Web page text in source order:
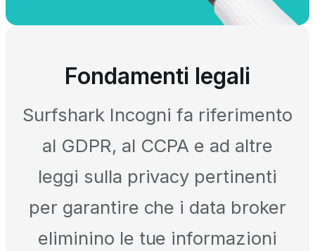
Fondamenti legali
Surfshark Incogni fa riferimento
al GDPR, al CCPA e ad altre
leggi sulla privacy pertinenti
per garantire che i data broker
eliminino le tue informazioni